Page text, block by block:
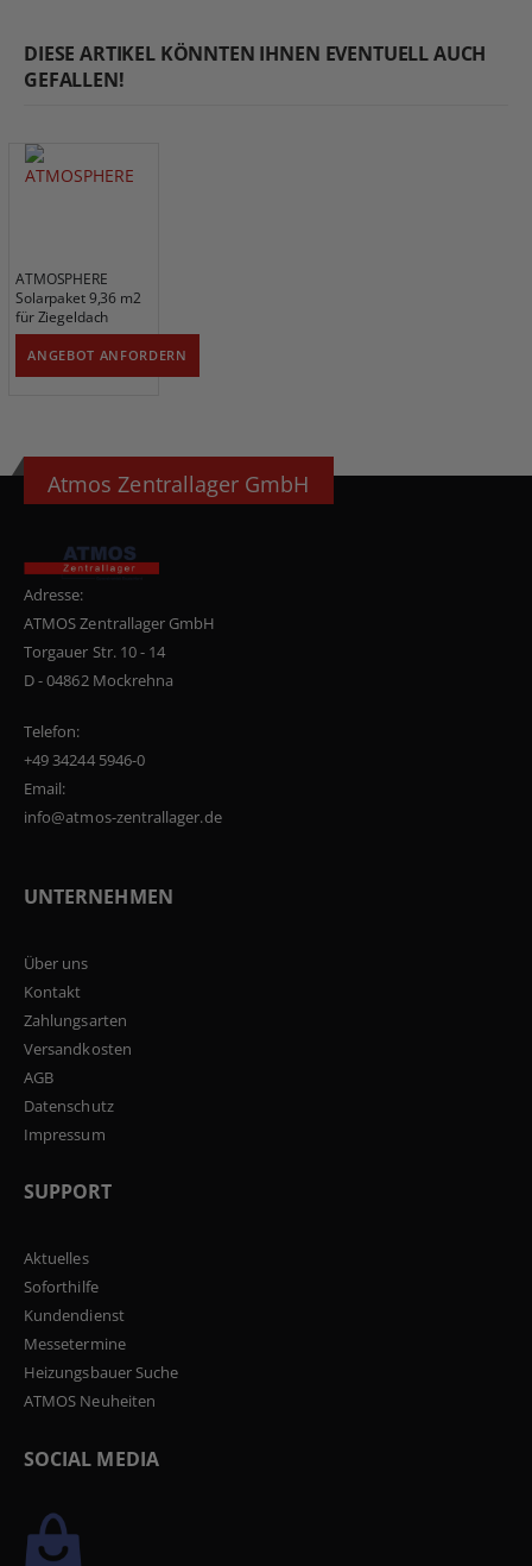
DIESE ARTIKEL KÖNNTEN IHNEN EVENTUELL AUCH
GEFALLEN!
ATMOSPHERE
Solarpaket 9,36 m2
für Ziegeldach
ANGEBOT ANFORDERN
Atmos Zentrallager GmbH
Adresse:
ATMOS Zentrallager GmbH
Torgauer Str. 10 - 14
D - 04862 Mockrehna
Telefon:
+49 34244 5946-0
Email:
info@atmos-zentrallager.de
UNTERNEHMEN
Über uns
Kontakt
Zahlungsarten
Versandkosten
AGB
Datenschutz
Impressum
SUPPORT
Aktuelles
Soforthilfe
Kundendienst
Messetermine
Heizungsbauer Suche
ATMOS Neuheiten
SOCIAL MEDIA